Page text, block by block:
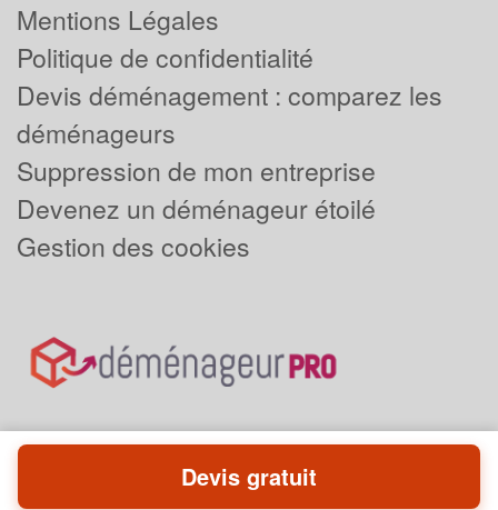
Mentions Légales
Politique de confidentialité
Devis déménagement : comparez les
déménageurs
Suppression de mon entreprise
Devenez un déménageur étoilé
Gestion des cookies
Powered byPlus que pro
Devis gratuit